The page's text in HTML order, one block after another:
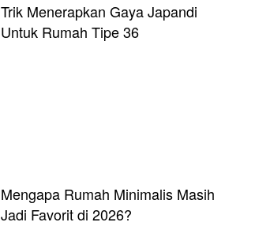
Trik Menerapkan Gaya Japandi
Untuk Rumah Tipe 36
Mengapa Rumah Minimalis Masih
Jadi Favorit di 2026?